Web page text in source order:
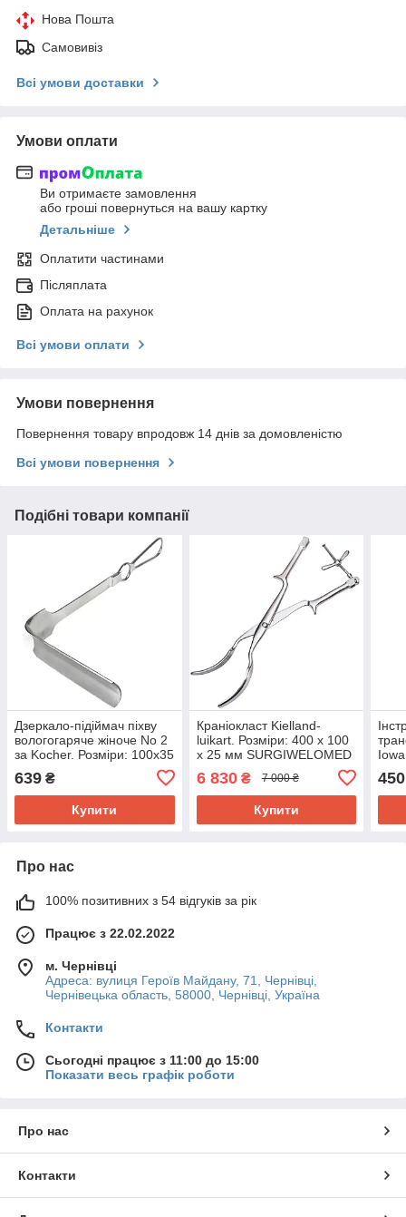
Нова Пошта
Самовивіз
Всі умови доставки
Умови оплати
Ви отримаєте замовлення
або гроші повернуться на вашу картку
Детальніше
Оплатити частинами
Післяплата
Оплата на рахунок
Всі умови оплати
Умови повернення
Повернення товару впродовж 14 днів за домовленістю
Всі умови повернення
Подібні товари компанії
Дзеркало-підіймач піхву
вологогаряче жіноче No 2
за Kocher. Розміри: 100х35
639 ₴
Купити
Краніокласт Kielland-
luikart. Розміри: 400 х 100
х 25 мм SURGIWELOMED
6 830₴ 7 000 ₴
Купити
450
Про нас
100% позитивних з 54 відгуків за рік
Працює з 22.02.2022
м. Чернівці
Адреса: вулиця Героїв Майдану, 71, Чернівці,
Чернівецька область, 58000, Чернівці, Україна
Контакти
Сьогодні працює з 11:00 до 15:00
Показати весь графік роботи
Про нас
Контакти